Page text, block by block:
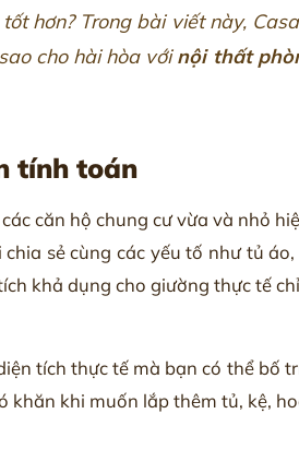
hơn? Trong bài viết này,
cho hài hòa vớinội thất
tính toán
căn hộ chung cư vừa và nhỏ
sẻ cùng các yếu tố như tủ
khả dụng cho giường thực tế
tích thực tế mà bạn có thể bố
khăn khi muốn lắp thêm tủ, kệ,